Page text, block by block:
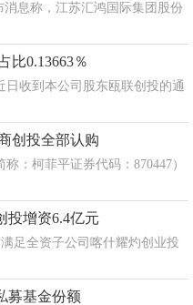
消息称，江苏汇鸿国际集团股份
比0.13663％
收到本公司股东瓯联创投的通
创投全部认购
：柯菲平证券代码：870447）
投增资6.4亿元
足全资子公司喀什耀灼创业投
募基金份额